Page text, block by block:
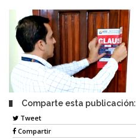
Comparte esta publicación:
Tweet
Compartir